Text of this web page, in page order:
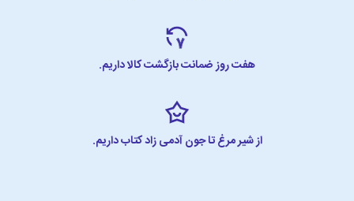
هفت روز ضمانت بازگشت کالا داریم.
از شیر مرغ تا جون آدمی زاد کتاب داریم.